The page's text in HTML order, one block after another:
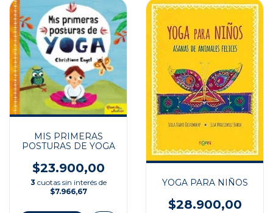
MIS PRIMERAS
POSTURAS DE YOGA
$23.900,00
3 cuotas sin interés de
$7.966,67
YOGA PARA NIÑOS
$28.900,00